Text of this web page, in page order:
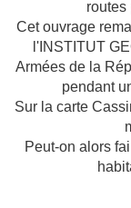
routes
Cet ouvrage
l'INSTITUT
Armées de la
pendant
Sur la carte
Peut-on alors